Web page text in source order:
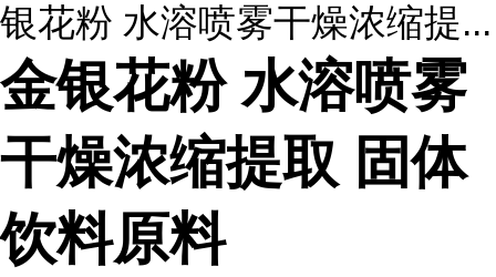
银花粉 水溶喷雾干燥浓缩提...
金银花粉 水溶喷雾
干燥浓缩提取 固体
饮料原料